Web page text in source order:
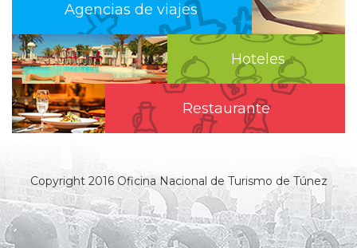
Agencias de viajes
Hoteles
Restaurante
Copyright 2016 Oficina Nacional de Turismo de Túnez